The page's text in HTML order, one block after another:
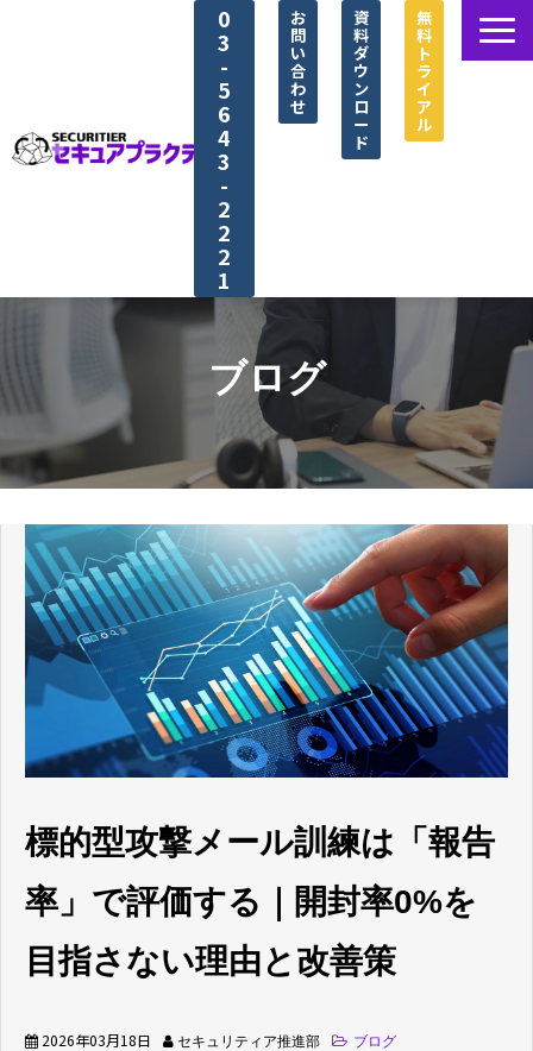
0
3
-
5
6
4
3
-
2
2
2
1
お
問
い
合
わ
せ
資
料
ダ
ウ
ン
ロ
ー
ド
無
料
ト
ラ
イ
ア
ル
セキュアプラクティス®とは
選ばれる理由
シナリオ紹介
導入事例
資料ダウンロード一覧
よくあるご質問
ブログ
標的型攻撃メール訓練は「報告
率」で評価する｜開封率0%を
目指さない理由と改善策
2026年03月18日 セキュリティア推進部 ブログ